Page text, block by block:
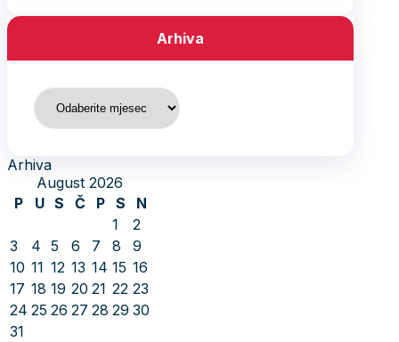
Arhiva
Arhiva
Arhiva
August 2026
P
U S Č P S
N
1
2
3
4 5 6 7 8
9
10 11 12 13 14 15 16
17 18 19 20 21 22 23
24 25 26 27 28 29 30
31